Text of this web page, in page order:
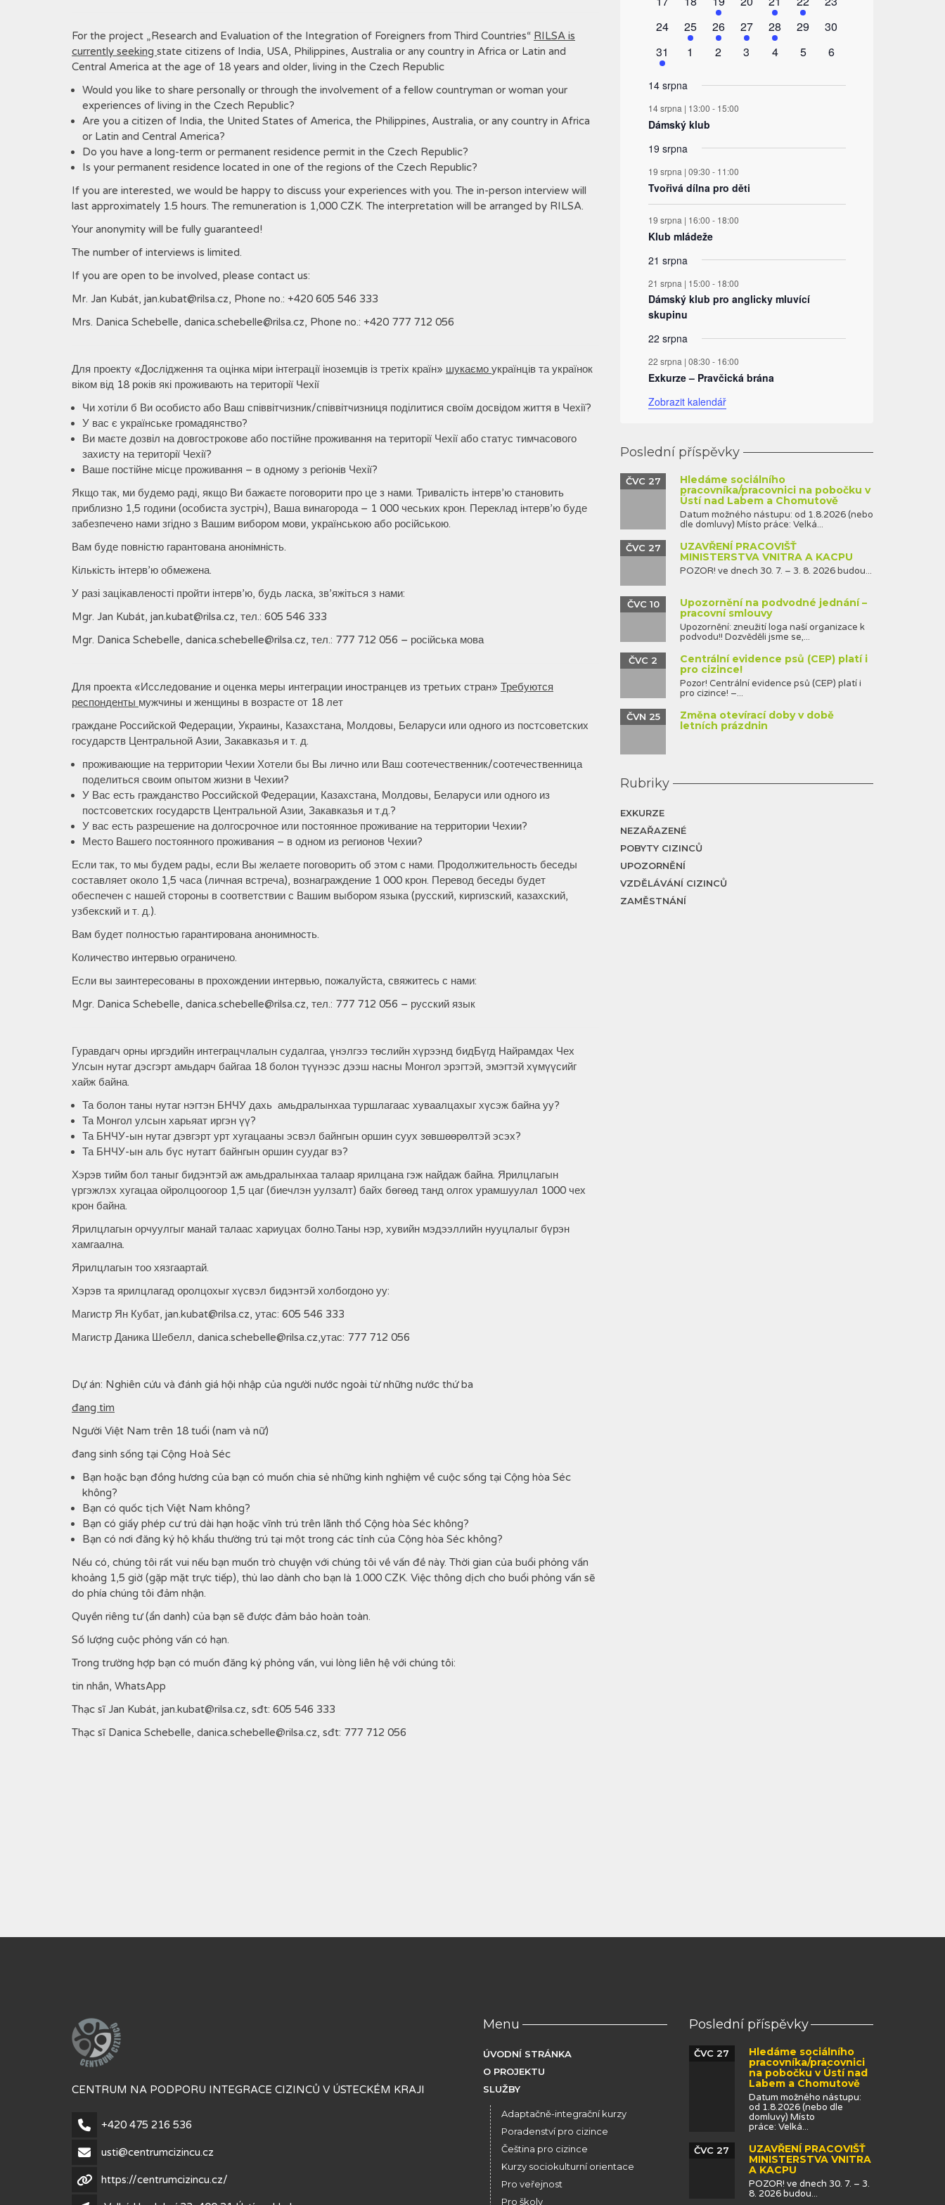
For the project „Research and Evaluation of the Integration of Foreigners from Third Countries“ RILSA is
currently seeking state citizens of India, USA, Philippines, Australia or any country in Africa or Latin and
Central America at the age of 18 years and older, living in the Czech Republic
Would you like to share personally or through the involvement of a fellow countryman or woman your
experiences of living in the Czech Republic?
Are you a citizen of India, the United States of America, the Philippines, Australia, or any country in Africa
or Latin and Central America?
Do you have a long-term or permanent residence permit in the Czech Republic?
Is your permanent residence located in one of the regions of the Czech Republic?
If you are interested, we would be happy to discuss your experiences with you. The in-person interview will
last approximately 1.5 hours. The remuneration is 1,000 CZK. The interpretation will be arranged by RILSA.
Your anonymity will be fully guaranteed!
The number of interviews is limited.
If you are open to be involved, please contact us:
Mr. Jan Kubát, jan.kubat@rilsa.cz, Phone no.: +420 605 546 333
Mrs. Danica Schebelle, danica.schebelle@rilsa.cz, Phone no.: +420 777 712 056
Для проекту «Дослідження та оцінка міри інтеграції іноземців із третіх країн» шукаємо українців та українок
віком від 18 років які проживають на території Чехії
Чи хотіли б Ви особисто або Ваш співвітчизник/співвітчизниця поділитися своїм досвідом життя в Чехії?
У вас є українське громадянство?
Ви маєте дозвіл на довгострокове або постійне проживання на території Чехії або статус тимчасового
захисту на території Чехії?
Ваше постійне місце проживання – в одному з регіонів Чехії?
Якщо так, ми будемо раді, якщо Ви бажаєте поговорити про це з нами. Тривалість інтерв’ю становить
приблизно 1,5 години (особиста зустріч), Ваша винагорода – 1 000 чеських крон. Переклад інтерв’ю буде
забезпечено нами згідно з Вашим вибором мови, українською або російською.
Вам буде повністю гарантована анонімність.
Кількість інтерв’ю обмежена.
У разі зацікавленості пройти інтерв’ю, будь ласка, зв’яжіться з нами:
Mgr. Jan Kubát, jan.kubat@rilsa.cz, тел.: 605 546 333
Mgr. Danica Schebelle, danica.schebelle@rilsa.cz, тел.: 777 712 056 – російська мова
Для проекта «Исследование и оценка меры интеграции иностранцев из третьих стран» Требуются
респонденты мужчины и женщины в возрасте от 18 лет
граждане Российской Федерации, Украины, Казахстана, Молдовы, Беларуси или одного из постсоветских
государств Центральной Азии, Закавказья и т. д.
проживающие на территории Чехии Хотели бы Вы лично или Ваш соотечественник/соотечественница
поделиться своим опытом жизни в Чехии?
У Вас есть гражданство Российской Федерации, Казахстана, Молдовы, Беларуси или одного из
постсоветских государств Центральной Азии, Закавказья и т.д.?
У вас есть разрешение на долгосрочное или постоянное проживание на территории Чехии?
Место Вашего постоянного проживания – в одном из регионов Чехии?
Если так, то мы будем рады, если Вы желаете поговорить об этом с нами. Продолжительность беседы
составляет около 1,5 часа (личная встреча), вознаграждение 1 000 крон. Перевод беседы будет
обеспечен с нашей стороны в соответствии с Вашим выбором языка (русский, киргизский, казахский,
узбекский и т. д.).
Вам будет полностью гарантирована анонимность.
Количество интервью ограничено.
Если вы заинтересованы в прохождении интервью, пожалуйста, свяжитесь с нами:
Mgr. Danica Schebelle, danica.schebelle@rilsa.cz, тел.: 777 712 056 – русский язык
Гуравдагч орны иргэдийн интеграцчлалын судалгаа, үнэлгээ төслийн хүрээнд бидБүгд Найрамдах Чех
Улсын нутаг дэсгэрт амьдарч байгаа 18 болон түүнээс дээш насны Монгол эрэгтэй, эмэгтэй хүмүүсийг
хайж байна.
Та болон таны нутаг нэгтэн БНЧУ дахь амьдралынхаа туршлагаас хуваалцахыг хүсэж байна уу?
Та Монгол улсын харьяат иргэн үү?
Та БНЧУ-ын нутаг дэвгэрт урт хугацааны эсвэл байнгын оршин суух зөвшөөрөлтэй эсэх?
Та БНЧУ-ын аль бүс нутагт байнгын оршин суудаг вэ?
Хэрэв тийм бол таныг бидэнтэй аж амьдралынхаа талаар ярилцана гэж найдаж байна. Ярилцлагын
үргэжлэх хугацаа ойролцоогоор 1,5 цаг (биечлэн уулзалт) байх бөгөөд танд олгох урамшуулал 1000 чех
крон байна.
Ярилцлагын орчуулгыг манай талаас хариуцах болно.Таны нэр, хувийн мэдээллийн нууцлалыг бүрэн
хамгаална.
Ярилцлагын тоо хязгаартай.
Хэрэв та ярилцлагад оролцохыг хүсвэл бидэнтэй холбогдоно уу:
Магистр Ян Кубат, jan.kubat@rilsa.cz, утас: 605 546 333
Магистр Даника Шебелл, danica.schebelle@rilsa.cz,утас: 777 712 056
Dự án: Nghiên cứu và đánh giá hội nhập của người nước ngoài từ những nước thứ ba
đang tìm
Người Việt Nam trên 18 tuổi (nam và nữ)
đang sinh sống tại Cộng Hoà Séc
Bạn hoặc bạn đồng hương của bạn có muốn chia sẻ những kinh nghiệm về cuộc sống tại Cộng hòa Séc
không?
Bạn có quốc tịch Việt Nam không?
Bạn có giấy phép cư trú dài hạn hoặc vĩnh trú trên lãnh thổ Cộng hòa Séc không?
Bạn có nơi đăng ký hộ khẩu thường trú tại một trong các tỉnh của Cộng hòa Séc không?
Nếu có, chúng tôi rất vui nếu bạn muốn trò chuyện với chúng tôi về vấn đề này. Thời gian của buổi phỏng vấn
khoảng 1,5 giờ (gặp mặt trực tiếp), thù lao dành cho bạn là 1.000 CZK. Việc thông dịch cho buổi phỏng vấn sẽ
do phía chúng tôi đảm nhận.
Quyền riêng tư (ẩn danh) của bạn sẽ được đảm bảo hoàn toàn.
Số lượng cuộc phỏng vấn có hạn.
Trong trường hợp bạn có muốn đăng ký phỏng vấn, vui lòng liên hệ với chúng tôi:
tin nhắn, WhatsApp
Thạc sĩ Jan Kubát, jan.kubat@rilsa.cz, sđt: 605 546 333
Thạc sĩ Danica Schebelle, danica.schebelle@rilsa.cz, sđt: 777 712 056
akce
akce
akce
0
24
1
akce
25
1
akce
26
1
akce
27
1
akce
28
0
29
0
30
1
akce
31
0
1
0
2
0
3
0
4
0
5
0
6
14 srpna
14 srpna | 13:00 - 15:00
Dámský klub
19 srpna
19 srpna | 09:30 - 11:00
Tvořivá dílna pro děti
19 srpna | 16:00 - 18:00
Klub mládeže
21 srpna
21 srpna | 15:00 - 18:00
Dámský klub pro anglicky mluvící
skupinu
22 srpna
22 srpna | 08:30 - 16:00
Exkurze – Pravčická brána
Zobrazit kalendář
Poslední příspěvky
Hledáme sociálního
pracovníka/pracovnici na pobočku v
Ústí nad Labem a Chomutově
ČVC 27
Datum možného nástupu: od 1.8.2026 (nebo
dle domluvy) Místo práce: Velká...
UZAVŘENÍ PRACOVIŠŤ
MINISTERSTVA VNITRA A KACPU
ČVC 27
POZOR! ve dnech 30. 7. – 3. 8. 2026 budou...
Upozornění na podvodné jednání –
pracovní smlouvy
ČVC 10
Upozornění: zneužití loga naší organizace k
podvodu!! Dozvěděli jsme se,...
Centrální evidence psů (CEP) platí i
pro cizince!
ČVC 2
Pozor! Centrální evidence psů (CEP) platí i
pro cizince! –...
Změna otevírací doby v době
letních prázdnin
ČVN 25
Rubriky
EXKURZE
NEZAŘAZENÉ
POBYTY CIZINCŮ
UPOZORNĚNÍ
VZDĚLÁVÁNÍ CIZINCŮ
ZAMĚSTNÁNÍ
CENTRUM NA PODPORU INTEGRACE CIZINCŮ V ÚSTECKÉM KRAJI
+420 475 216 536
usti@centrumcizincu.cz
https://centrumcizincu.cz/
Menu
ÚVODNÍ STRÁNKA
O PROJEKTU
SLUŽBY
Adaptačně-integrační kurzy
Poradenství pro cizince
Čeština pro cizince
Kurzy sociokulturní orientace
Pro veřejnost
Pro školy
Poslední příspěvky
Hledáme sociálního
pracovníka/pracovnici
na pobočku v Ústí nad
Labem a Chomutově
ČVC 27
Datum možného nástupu:
od 1.8.2026 (nebo dle
domluvy) Místo
práce: Velká...
UZAVŘENÍ PRACOVIŠŤ
MINISTERSTVA VNITRA
A KACPU
ČVC 27
POZOR! ve dnech 30. 7. – 3.
8. 2026 budou...